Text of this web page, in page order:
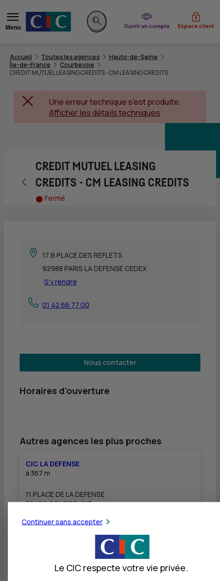
Menu
Rechercher sur le site
Ouvrir un compte
du CIC Espace client
Accueil Toutes les agences
Hauts-de-Seine
Île-de-France
Courbevoie
CREDIT MUTUEL LEASING CREDITS - CM LEASING CREDITS
Une erreur technique s'est produite.
Afficher les détails techniques
Retour vers la page précédente
CREDIT MUTUEL LEASING
CREDITS - CM LEASING CREDITS
Fermé
17 B PLACE DES REFLETS
92988 PARIS LA DEFENSE CEDEX
S'y rendre
01 42 66 77 00
Nous contacter
Horaires d'ouverture
Autres agences les plus proches
CIC LA DEFENSE
à 367 m
11 PLACE DE LA DEFENSE
92400 COURBEVOIE
CIC COURBEVOIE
Continuer sans accepter
Le CIC respecte votre vie privée.